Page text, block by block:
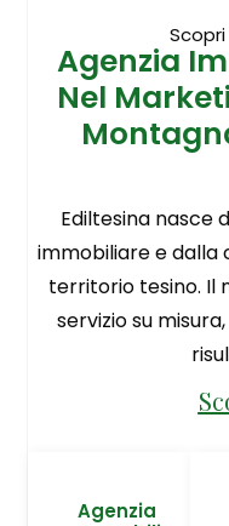
Agenzia
Nel
Ediltesina nasce
immobiliare e dalla
territorio tesino. Il
servizio su
Agenzia